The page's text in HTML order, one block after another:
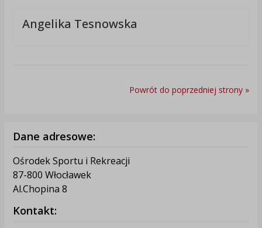
Angelika Tesnowska
Powrót do poprzedniej strony »
Dane adresowe:
Ośrodek Sportu i Rekreacji
87-800 Włocławek
Al.Chopina 8
Kontakt: